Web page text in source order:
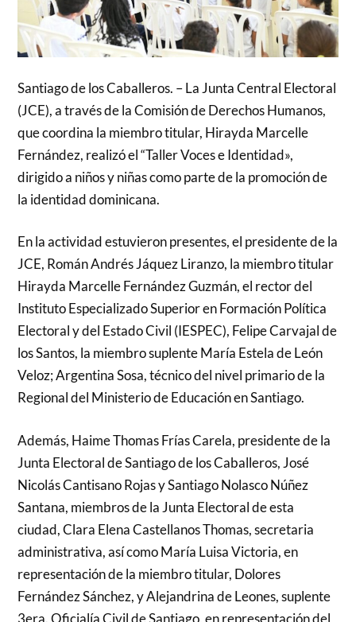
Santiago de los Caballeros. – La Junta Central Electoral
(JCE), a través de la Comisión de Derechos Humanos,
que coordina la miembro titular, Hirayda Marcelle
Fernández, realizó el “Taller Voces e Identidad»,
dirigido a niños y niñas como parte de la promoción de
la identidad dominicana.
En la actividad estuvieron presentes, el presidente de la
JCE, Román Andrés Jáquez Liranzo, la miembro titular
Hirayda Marcelle Fernández Guzmán, el rector del
Instituto Especializado Superior en Formación Política
Electoral y del Estado Civil (IESPEC), Felipe Carvajal de
los Santos, la miembro suplente María Estela de León
Veloz; Argentina Sosa, técnico del nivel primario de la
Regional del Ministerio de Educación en Santiago.
Además, Haime Thomas Frías Carela, presidente de la
Junta Electoral de Santiago de los Caballeros, José
Nicolás Cantisano Rojas y Santiago Nolasco Núñez
Santana, miembros de la Junta Electoral de esta
ciudad, Clara Elena Castellanos Thomas, secretaria
administrativa, así como María Luisa Victoria, en
representación de la miembro titular, Dolores
Fernández Sánchez, y Alejandrina de Leones, suplente
3era. Oficialía Civil de Santiago, en representación del